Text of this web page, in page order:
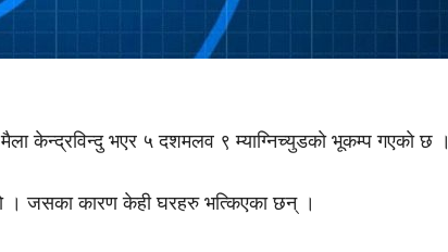
केन्द्रविन्दु भएर ५ दशमलव ९ म्याग्निच्युडकाे भूकम्प गएकाे छ ।
। जसका कारण केही घरहरु भत्किएका छन् ।